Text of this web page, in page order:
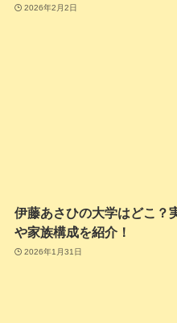
2026年2月2日
伊藤あさひの大学はどこ？
や家族構成を紹介！
2026年1月31日